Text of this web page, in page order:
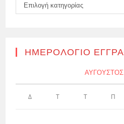
Kατηγορίες
Επιλογή κατηγορίας
ΗΜΕΡΟΛΌΓΙΟ
ΑΎΓΟΥΣΤΟΣ
Δ Τ Τ Π